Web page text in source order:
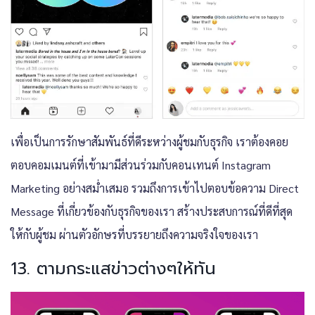
เพื่อเป็นการรักษาสัมพันธ์ที่ดีระหว่างผู้ชมกับธุรกิจ เราต้องคอย
ตอบคอมเมนต์ที่เข้ามามีส่วนร่วมกับคอนเทนต์ Instagram
Marketing อย่างสม่ำเสมอ รวมถึงการเข้าไปตอบข้อความ Direct
Message ที่เกี่ยวข้องกับธุรกิจของเรา สร้างประสบการณ์ที่ดีที่สุด
ให้กับผู้ชม ผ่านตัวอักษรที่บรรยายถึงความจริงใจของเรา
13. ตามกระแสข่าวต่างๆให้ทัน